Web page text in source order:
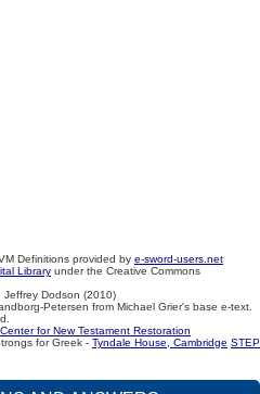
Definitions provided by e-sword-users.net
Library under the Creative Commons
Jeffrey Dodson (2010)
Petersen from Michael Grier's base e-text.
Center for New Testament Restoration
for Greek - Tyndale House, Cambridge STEP